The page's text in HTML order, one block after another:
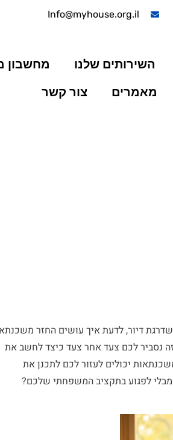
Info@myhouse.org.il
השירותים שלנו
מחשבון
מאמרים צור קשר
דיור, לדעת איך עושים החזר משכנתא
נסביר לכם צעד אחר צעד כיצד לחשב את
יכולים לעזור לכם לתכנן את
לפגוע בתקציב המשפחתי שלכם?